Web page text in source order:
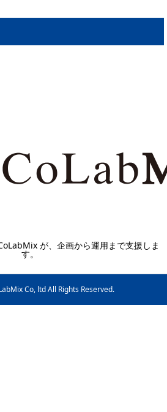
が、企画から運用まで支援しま
す。
Co, ltd All Rights Reserved.